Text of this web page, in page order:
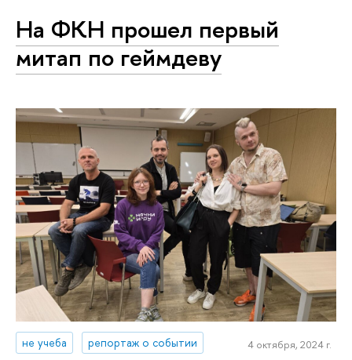
На ФКН прошел первый
митап по геймдеву
не учеба репортаж о событии 4 октября, 2024 г.